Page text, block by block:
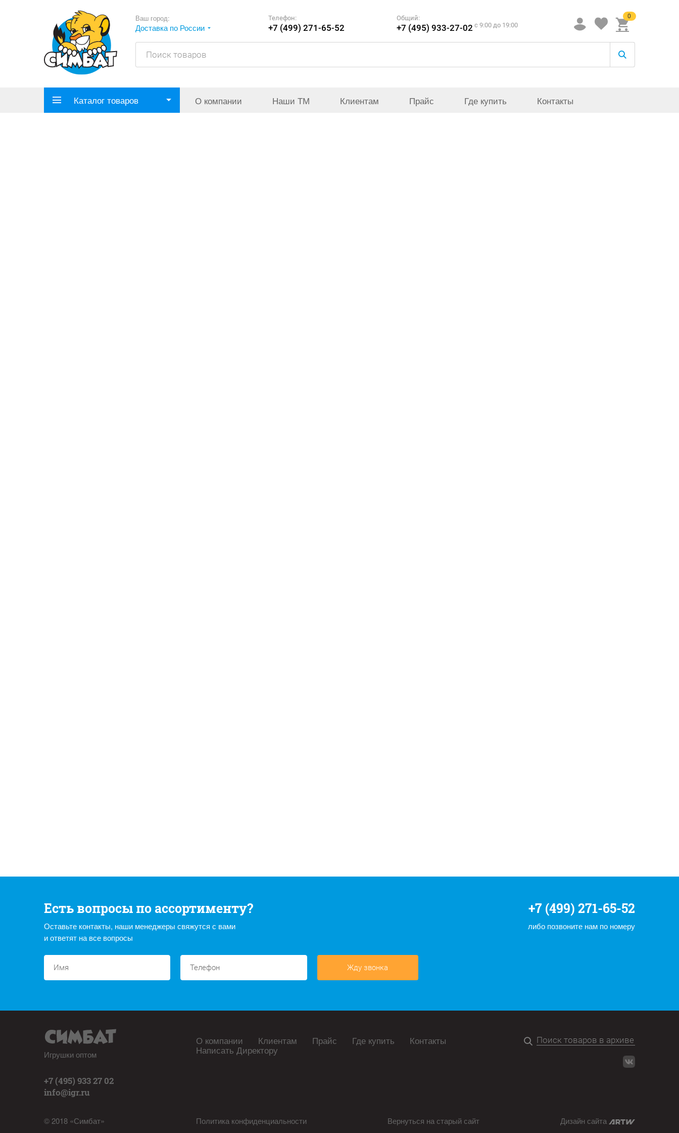
Ваш город:
Доставка по России
Телефон:
+7 (499) 271-65-52
Общий:
+7 (495) 933-27-02 c 9:00 до 19:00
0
Каталог товаров О компании Наши ТМ Клиентам Прайс Где купить Контакты
Есть вопросы по ассортименту?
Оставьте контакты, наши менеджеры свяжутся с вами
и ответят на все вопросы
+7 (499) 271-65-52
либо позвоните нам по номеру
Жду звонка
Игрушки оптом
+7 (495) 933 27 02
info@igr.ru
© 2018 «Симбат»
О компании Клиентам Прайс Где купить Контакты
Написать Директору
Политика конфиденциальности Вернуться на старый сайт Дизайн сайта